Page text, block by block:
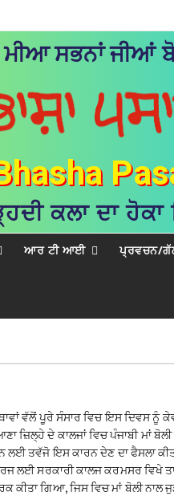
ਸਭਨਾਂ ਜੀਆਂ
ਕਲਾ ਦਾ ਹੋਕਾ
ਆਰ ਟੀ ਆਈ ਪ੍ਰਵਚਨ/
ਵੱਲੋਂ ਪੂਰੇ ਸੰਸਾਰ ਵਿਚ ਇਸ ਦਿਵਸ
ਜ਼ਿਲ੍ਹੇ ਦੇ ਕਾਲਜਾਂ ਵਿਚ ਪੰਜਾਬੀ
ਲਈ ਤਵੱਜੋ ਇਸ ਕਾਰਨ ਦੇਣ ਦਾ ਫੈਸਲਾ
ਲਈ ਸਰਕਾਰੀ ਕਾਲਜ ਕਰਮਸਰ ਵਿਖੇ
ਗਿਆ, ਜਿਸ ਵਿਚ ਮਾਂ ਬੋਲੀ